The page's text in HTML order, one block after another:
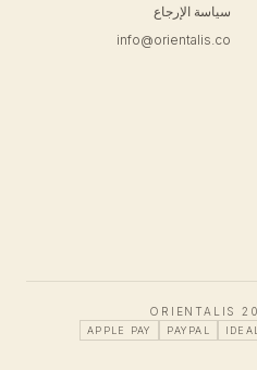
سياسة الإرجاع
info@orientalis.co
IDEAL
PAYPAL
APPLE PAY